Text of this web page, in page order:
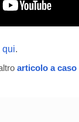
qui.
articolo a caso